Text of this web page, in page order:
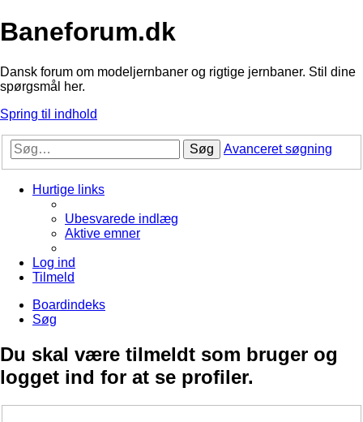
Baneforum.dk
Dansk forum om modeljernbaner og rigtige jernbaner. Stil dine
spørgsmål her.
Spring til indhold
Søg Avanceret søgning
Hurtige links
Ubesvarede indlæg
Aktive emner
Log ind
Tilmeld
Boardindeks
Søg
Du skal være tilmeldt som bruger og
logget ind for at se profiler.